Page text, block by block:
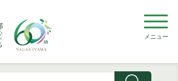
メニュー